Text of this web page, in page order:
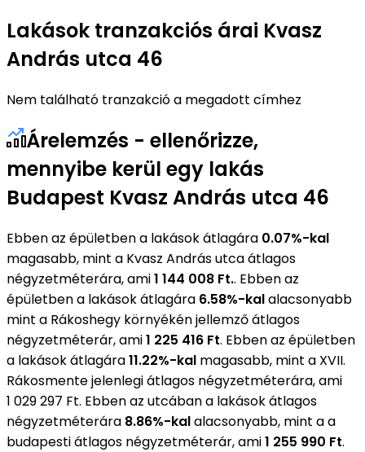
Lakások tranzakciós árai Kvasz
András utca 46
Nem található tranzakció a megadott címhez
Árelemzés - ellenőrizze,
mennyibe kerül egy lakás
Budapest Kvasz András utca 46
Ebben az épületben a lakások átlagára 0.07%-kal
magasabb, mint a Kvasz András utca átlagos
négyzetméterára, ami1 144 008 Ft.. Ebben az
épületben a lakások átlagára 6.58%-kalalacsonyabb
mint a Rákoshegy környékén jellemző átlagos
négyzetméterár, ami1 225 416 Ft. Ebben az épületben
a lakások átlagára11.22%-kal magasabb, mint a XVII.
Rákosmente jelenlegi átlagos négyzetméterára, ami
1 029 297 Ft. Ebben az utcában a lakások átlagos
négyzetméterára 8.86%-kalalacsonyabb, mint a a
budapesti átlagos négyzetméterár, ami1 255 990 Ft.